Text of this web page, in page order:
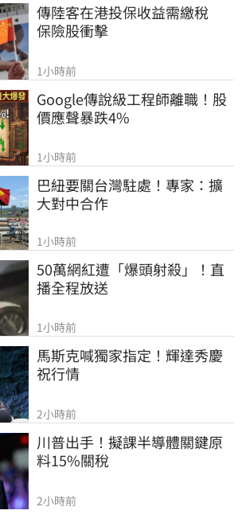
傳陸客在港投保收益需繳稅
保險股衝擊
1小時前
Google傳說級工程師離職！股
價應聲暴跌4%
1小時前
巴紐要關台灣駐處！專家：擴
大對中合作
1小時前
50萬網紅遭「爆頭射殺」！直
播全程放送
1小時前
馬斯克喊獨家指定！輝達秀慶
祝行情
2小時前
川普出手！擬課半導體關鍵原
料15%關稅
2小時前